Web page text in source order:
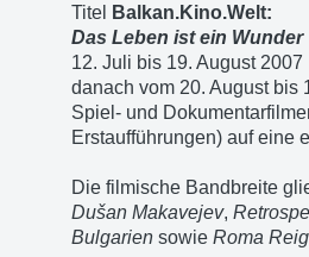
Titel
Balkan.Kino.Welt:
Das Leben ist ein Wunder
12. Juli bis 19. August
danach vom 20. August bis
Spiel- und
Erstaufführungen) auf eine
Die filmische Bandbreite
Dušan Makavejev,
Bulgarien sowie Roma